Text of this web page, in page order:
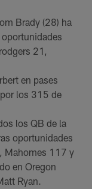
Brady (28) ha
21,
en pases
los 315 de
los QB de la
oportunidades
Mahomes 117 y
en Oregon
Ryan.